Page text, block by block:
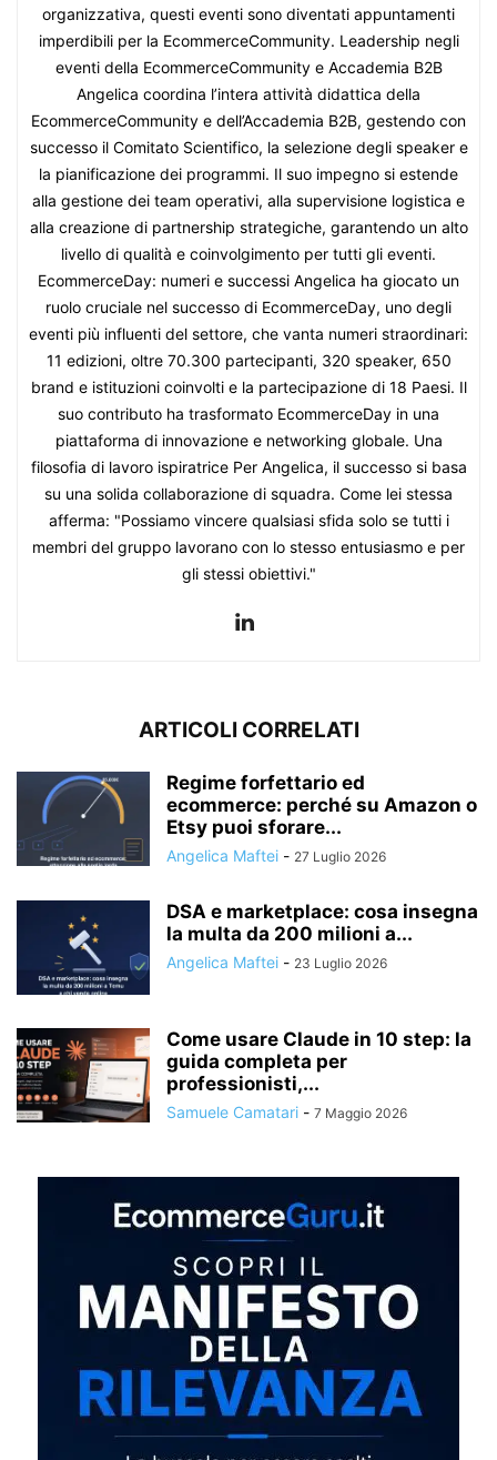
organizzativa, questi eventi sono diventati appuntamenti
imperdibili per la EcommerceCommunity. Leadership negli
eventi della EcommerceCommunity e Accademia B2B
Angelica coordina l’intera attività didattica della
EcommerceCommunity e dell’Accademia B2B, gestendo con
successo il Comitato Scientifico, la selezione degli speaker e
la pianificazione dei programmi. Il suo impegno si estende
alla gestione dei team operativi, alla supervisione logistica e
alla creazione di partnership strategiche, garantendo un alto
livello di qualità e coinvolgimento per tutti gli eventi.
EcommerceDay: numeri e successi Angelica ha giocato un
ruolo cruciale nel successo di EcommerceDay, uno degli
eventi più influenti del settore, che vanta numeri straordinari:
11 edizioni, oltre 70.300 partecipanti, 320 speaker, 650
brand e istituzioni coinvolti e la partecipazione di 18 Paesi. Il
suo contributo ha trasformato EcommerceDay in una
piattaforma di innovazione e networking globale. Una
filosofia di lavoro ispiratrice Per Angelica, il successo si basa
su una solida collaborazione di squadra. Come lei stessa
afferma: "Possiamo vincere qualsiasi sfida solo se tutti i
membri del gruppo lavorano con lo stesso entusiasmo e per
gli stessi obiettivi."
ARTICOLI CORRELATI
Regime forfettario ed
ecommerce: perché su Amazon o
Etsy puoi sforare...
Angelica Maftei - 27 Luglio 2026
DSA e marketplace: cosa insegna
la multa da 200 milioni a...
Angelica Maftei - 23 Luglio 2026
Come usare Claude in 10 step: la
guida completa per
professionisti,...
Samuele Camatari - 7 Maggio 2026